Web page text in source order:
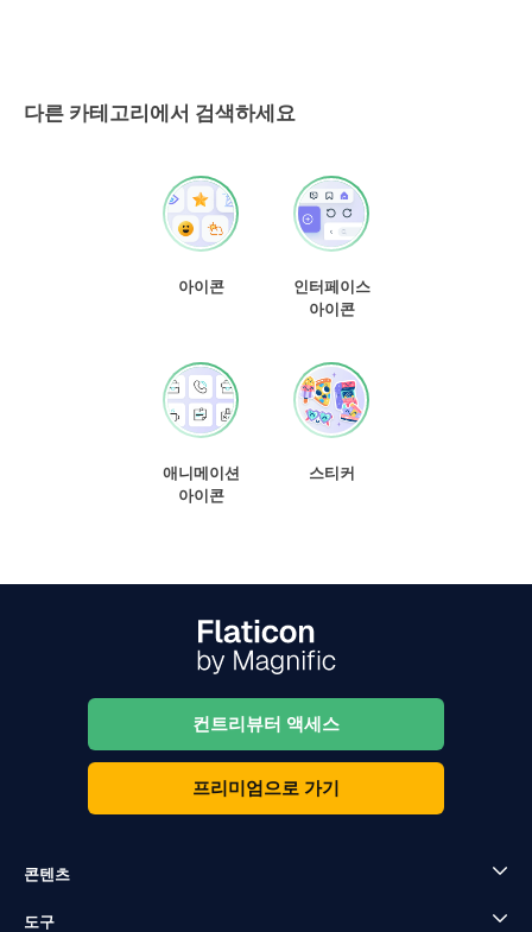
다른 카테고리에서 검색하세요
아이콘
인터페이스
아이콘
애니메이션
아이콘
스티커
컨트리뷰터 액세스
프리미엄으로 가기
콘텐츠
도구